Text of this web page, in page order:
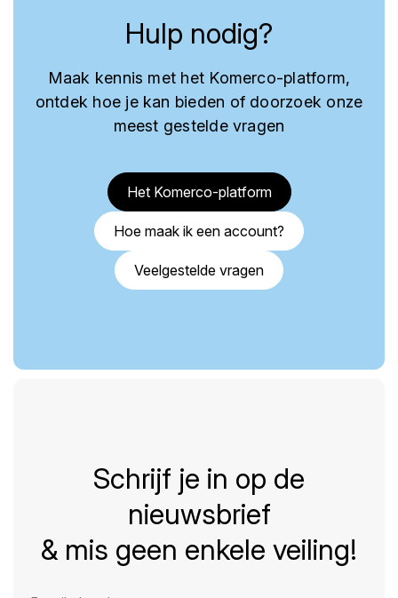
Hulp nodig?
Maak kennis met het Komerco-platform,
ontdek hoe je kan bieden of doorzoek onze
meest gestelde vragen
Het Komerco-platform
Hoe maak ik een account?
Veelgestelde vragen
Schrijf je in op de
nieuwsbrief
& mis geen enkele veiling!